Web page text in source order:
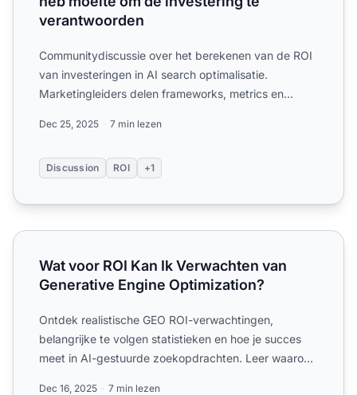
verantwoorden
Communitydiscussie over het berekenen van de ROI
van investeringen in AI search optimalisatie.
Marketingleiders delen frameworks, metrics en
Dec 25, 2025 7 min lezen
Discussion ROI +1
Wat voor ROI Kan Ik Verwachten van Generative Engine
Wat voor ROI Kan Ik Verwachten van
Generative Engine Optimization?
Ontdek realistische GEO ROI-verwachtingen,
belangrijke te volgen statistieken en hoe je succes
meet in AI-gestuurde zoekopdrachten. Leer waarom
Dec 16, 2025 7 min lezen